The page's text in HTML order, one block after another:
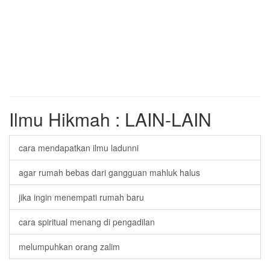
Ilmu Hikmah : LAIN-LAIN
cara mendapatkan ilmu ladunni
agar rumah bebas dari gangguan mahluk halus
jika ingin menempati rumah baru
cara spiritual menang di pengadilan
melumpuhkan orang zalim